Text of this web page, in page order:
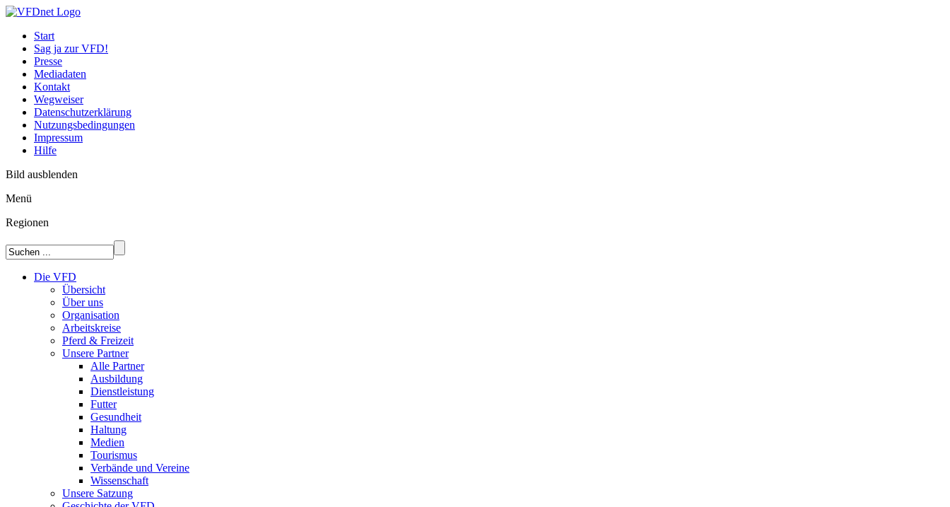
Start
Sag ja zur VFD!
Presse
Mediadaten
Kontakt
Wegweiser
Datenschutzerklärung
Nutzungsbedingungen
Impressum
Hilfe
Bild ausblenden
Menü
Regionen
Die VFD
Übersicht
Über uns
Organisation
Arbeitskreise
Pferd & Freizeit
Unsere Partner
Alle Partner
Ausbildung
Dienstleistung
Futter
Gesundheit
Haltung
Medien
Tourismus
Verbände und Vereine
Wissenschaft
Unsere Satzung